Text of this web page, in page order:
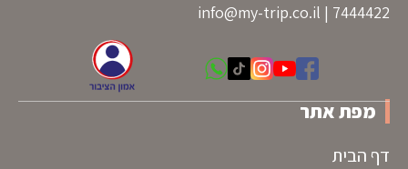
7444422 |
info@my-trip.co.il
מפת אתר
דף הבית